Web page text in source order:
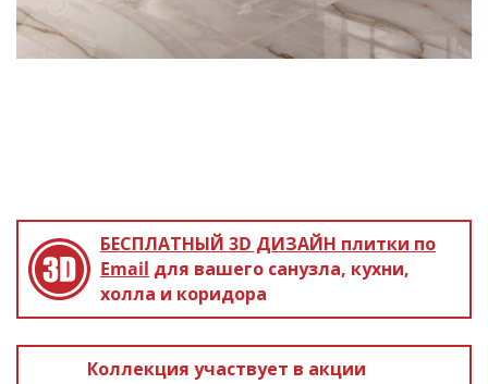
БЕСПЛАТНЫЙ 3D ДИЗАЙН плитки по
Email для вашего санузла, кухни,
холла и коридора
Коллекция участвует в акции